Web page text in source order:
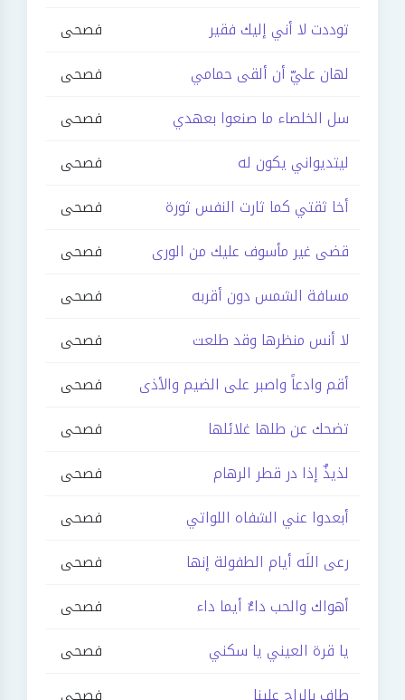
توددت لا أني إليك فقير
فصحى
لهان عليّ أن ألقى حمامي
فصحى
سل الخلصاء ما صنعوا بعهدي
فصحى
ليتديواني يكون له
فصحى
أخا ثقتي كما ثارت النفس ثورة
فصحى
قضى غير مأسوف عليك من الورى
فصحى
مسافة الشمس دون أقربه
فصحى
لا أنس منظرها وقد طلعت
فصحى
أقم وادعاً واصبر على الضيم والأذى
فصحى
تضحك عن طلها غلائلها
فصحى
لذيذٌ إذا در قطر الرهام
فصحى
أبعدوا عني الشفاه اللواتي
فصحى
رعى اللَه أيام الطفولة إنها
فصحى
أهواك والحب داءٌ أيما داء
فصحى
يا قرة العيني يا سكني
فصحى